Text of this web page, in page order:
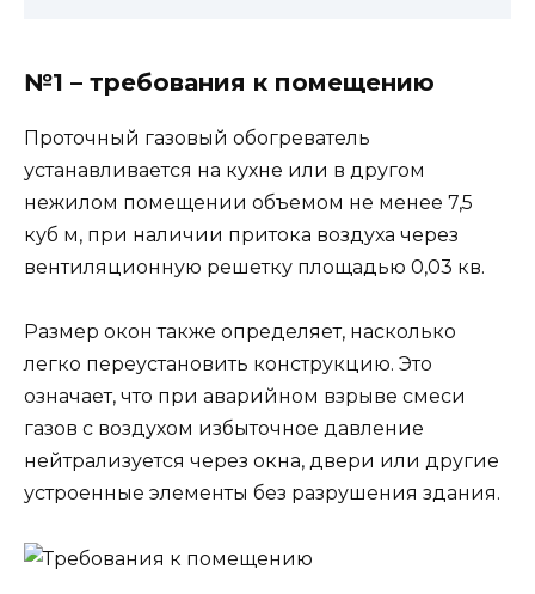
№1 – требования к помещению
Проточный газовый обогреватель
устанавливается на кухне или в другом
нежилом помещении объемом не менее 7,5
куб м, при наличии притока воздуха через
вентиляционную решетку площадью 0,03 кв.
Размер окон также определяет, насколько
легко переустановить конструкцию. Это
означает, что при аварийном взрыве смеси
газов с воздухом избыточное давление
нейтрализуется через окна, двери или другие
устроенные элементы без разрушения здания.